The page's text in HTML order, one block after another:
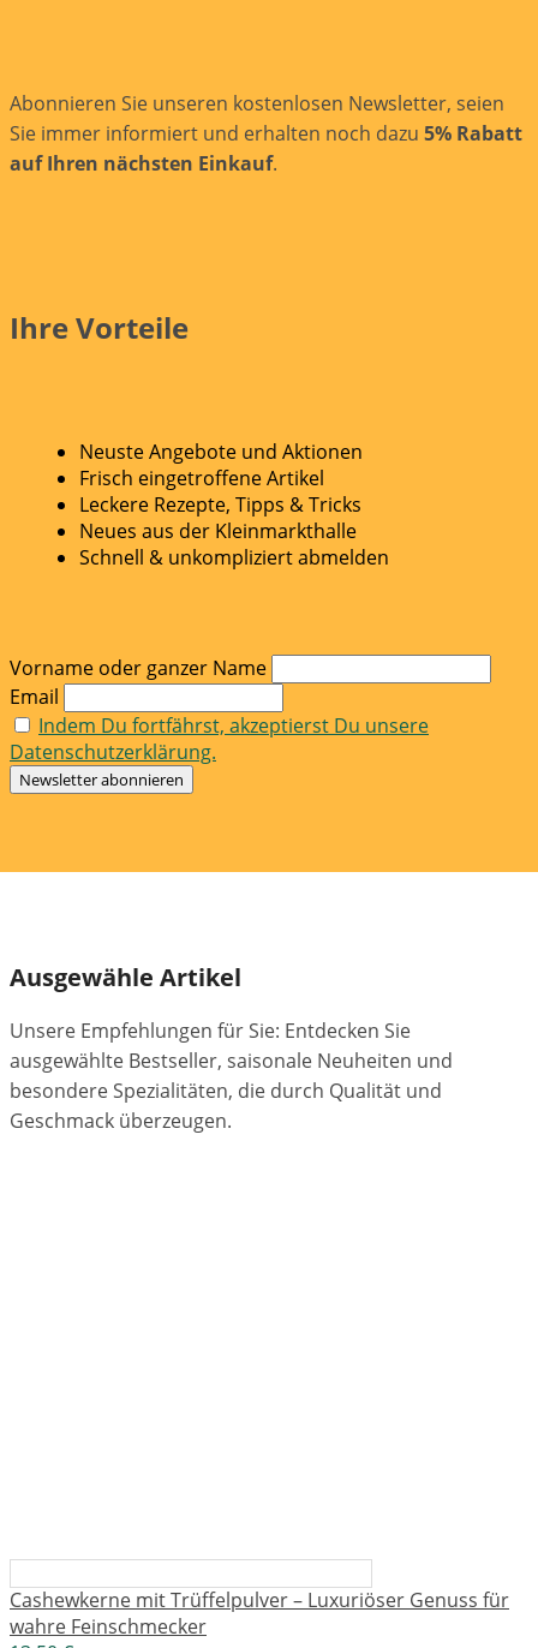
Abonnieren Sie unseren kostenlosen Newsletter, seien
Sie immer informiert und erhalten noch dazu 5% Rabatt
auf Ihren nächsten Einkauf.
Ihre Vorteile
Neuste Angebote und Aktionen
Frisch eingetroffene Artikel
Leckere Rezepte, Tipps & Tricks
Neues aus der Kleinmarkthalle
Schnell & unkompliziert abmelden
Vorname oder ganzer Name
Email
Indem Du fortfährst, akzeptierst Du unsere
Datenschutzerklärung.
Ausgewähle Artikel
Unsere Empfehlungen für Sie: Entdecken Sie
ausgewählte Bestseller, saisonale Neuheiten und
besondere Spezialitäten, die durch Qualität und
Geschmack überzeugen.
Cashewkerne mit Trüffelpulver – Luxuriöser Genuss für
wahre Feinschmecker